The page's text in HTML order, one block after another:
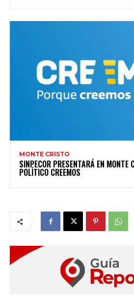
MONTE CRISTO
SINPECOR PRESENTARÁ EN MONTE
POLÍTICO CREEMOS